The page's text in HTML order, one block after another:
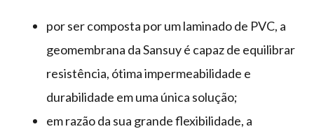
por ser composta por um laminado de PVC, a
geomembrana da Sansuy é capaz de equilibrar
resistência, ótima impermeabilidade e
durabilidade em uma única solução;
em razão da sua grande flexibilidade, a